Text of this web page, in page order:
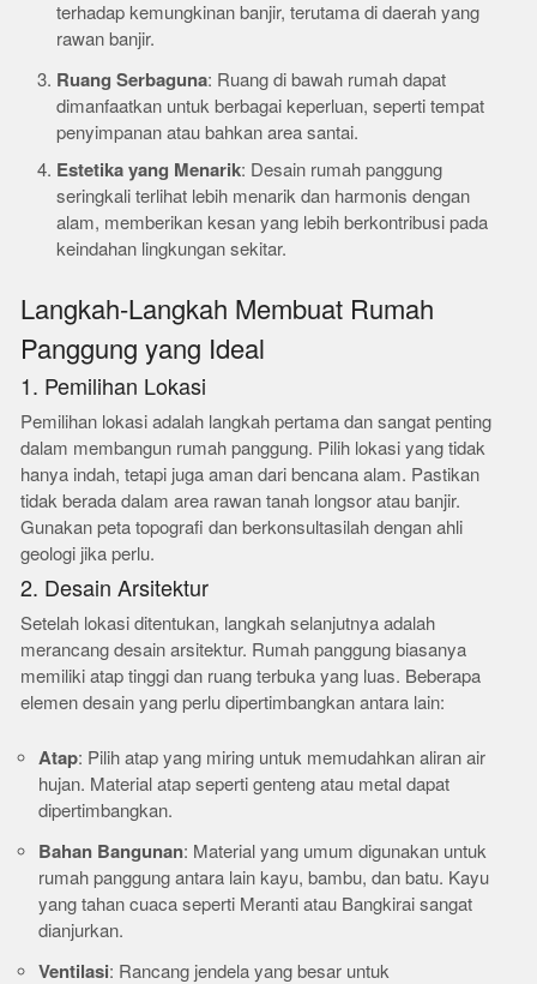
terhadap kemungkinan banjir, terutama di daerah yang
rawan banjir.
Ruang Serbaguna: Ruang di bawah rumah dapat
dimanfaatkan untuk berbagai keperluan, seperti tempat
penyimpanan atau bahkan area santai.
Estetika yang Menarik: Desain rumah panggung
seringkali terlihat lebih menarik dan harmonis dengan
alam, memberikan kesan yang lebih berkontribusi pada
keindahan lingkungan sekitar.
Langkah-Langkah Membuat Rumah
Panggung yang Ideal
1. Pemilihan Lokasi
Pemilihan lokasi adalah langkah pertama dan sangat penting
dalam membangun rumah panggung. Pilih lokasi yang tidak
hanya indah, tetapi juga aman dari bencana alam. Pastikan
tidak berada dalam area rawan tanah longsor atau banjir.
Gunakan peta topografi dan berkonsultasilah dengan ahli
geologi jika perlu.
2. Desain Arsitektur
Setelah lokasi ditentukan, langkah selanjutnya adalah
merancang desain arsitektur. Rumah panggung biasanya
memiliki atap tinggi dan ruang terbuka yang luas. Beberapa
elemen desain yang perlu dipertimbangkan antara lain:
Atap: Pilih atap yang miring untuk memudahkan aliran air
hujan. Material atap seperti genteng atau metal dapat
dipertimbangkan.
Bahan Bangunan: Material yang umum digunakan untuk
rumah panggung antara lain kayu, bambu, dan batu. Kayu
yang tahan cuaca seperti Meranti atau Bangkirai sangat
dianjurkan.
Ventilasi: Rancang jendela yang besar untuk